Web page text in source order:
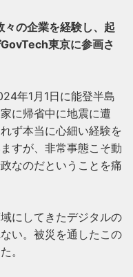
の企業を経験し、起
東京に参画さ
年1月1日に能登半島
に帰省中に地震に遭
ず本当に心細い経験を
すが、非常事態こそ動
なのだということを痛
にしてきたデジタルの
い。被災を通したこの
。